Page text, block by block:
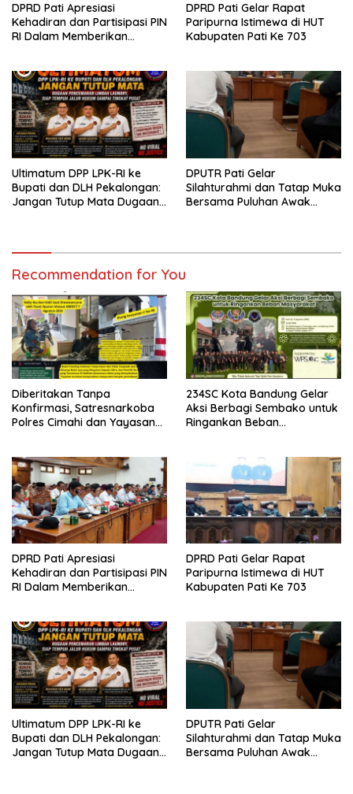
DPRD Pati Apresiasi
Kehadiran dan Partisipasi PIN
RI Dalam Memberikan
DPRD Pati Gelar Rapat
Paripurna Istimewa di HUT
Kabupaten Pati Ke 703
Ultimatum DPP LPK-RI ke
Bupati dan DLH Pekalongan:
Jangan Tutup Mata Dugaan
DPUTR Pati Gelar
Silahturahmi dan Tatap Muka
Bersama Puluhan Awak
Recommendation for You
Diberitakan Tanpa
Konfirmasi, Satresnarkoba
Polres Cimahi dan Yayasan
234SC Kota Bandung Gelar
Aksi Berbagi Sembako untuk
Ringankan Beban
DPRD Pati Apresiasi
Kehadiran dan Partisipasi PIN
RI Dalam Memberikan
DPRD Pati Gelar Rapat
Paripurna Istimewa di HUT
Kabupaten Pati Ke 703
Ultimatum DPP LPK-RI ke
Bupati dan DLH Pekalongan:
Jangan Tutup Mata Dugaan
DPUTR Pati Gelar
Silahturahmi dan Tatap Muka
Bersama Puluhan Awak